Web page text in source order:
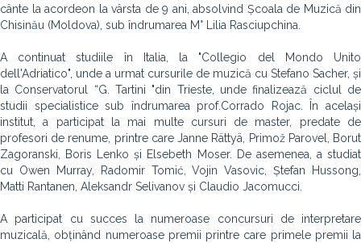
cânte la acordeon la vârsta de 9 ani, absolvind Școala de Muzică din
Chisinău (Moldova), sub îndrumarea M° Lilia Rasciupchina.
A continuat studiile în Italia, la "Collegio del Mondo Unito
dell'Adriatico", unde a urmat cursurile de muzică cu Stefano Sacher, și
la Conservatorul “G. Tartini "din Trieste, unde finalizează ciclul de
studii specialistice sub îndrumarea prof.Corrado Rojac. În același
institut, a participat la mai multe cursuri de master, predate de
profesori de renume, printre care Janne Rättyä, Primož Parovel, Borut
Zagoranski, Boris Lenko și Elsebeth Moser. De asemenea, a studiat
cu Owen Murray, Radomir Tomić, Vojin Vasovic, Ștefan Hussong,
Matti Rantanen, Aleksandr Selivanov și Claudio Jacomucci.
A participat cu succes la numeroase concursuri de interpretare
muzicală, obținând numeroase premii printre care primele premii la